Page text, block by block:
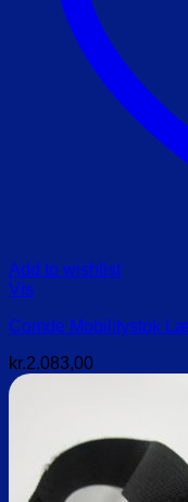
Add to wishlist
Vis
Comde Mobilitystok
kr.2.083,00